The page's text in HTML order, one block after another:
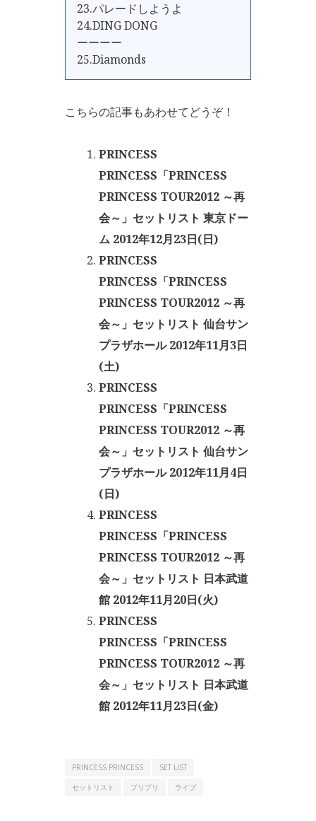
23.パレードしようよ
24.DING DONG
ーーーー
25.Diamonds
こちらの記事もあわせてどうぞ！
PRINCESS
PRINCESS「PRINCESS
PRINCESS TOUR2012 ～再
会～」セットリスト 東京ドー
ム 2012年12月23日(日)
PRINCESS
PRINCESS「PRINCESS
PRINCESS TOUR2012 ～再
会～」セットリスト 仙台サン
プラザホール 2012年11月3日
(土)
PRINCESS
PRINCESS「PRINCESS
PRINCESS TOUR2012 ～再
会～」セットリスト 仙台サン
プラザホール 2012年11月4日
(日)
PRINCESS
PRINCESS「PRINCESS
PRINCESS TOUR2012 ～再
会～」セットリスト 日本武道
館 2012年11月20日(火)
PRINCESS
PRINCESS「PRINCESS
PRINCESS TOUR2012 ～再
会～」セットリスト 日本武道
館 2012年11月23日(金)
PRINCESS PRINCESS
SET LIST
セットリスト
プリプリ ライブ